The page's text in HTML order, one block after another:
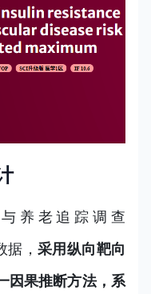
养老追踪调查
据， 采用纵向靶向
因果推断方法，系